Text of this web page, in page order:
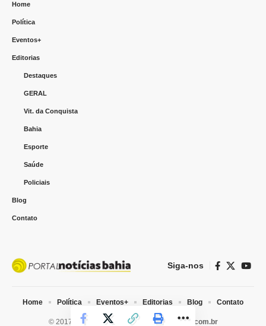
Home
Política
Eventos+
Editorias
Destaques
GERAL
Vit. da Conquista
Bahia
Esporte
Saúde
Policiais
Blog
Contato
Siga-nos
© 2017-2025 Portal Notícias Bahia I webtiva.com.br
Home Política Eventos+ Editorias Blog Contato